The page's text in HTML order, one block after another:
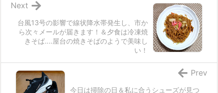
台風13号の影響で線状降水帯発生し、市か
ら次々メールが届きます！＆夕食は冷凍焼
きそば‥‥屋台の焼きそばのようで美味し
い！
Next
今日は掃除の日＆私に合うシューズが見つ
Prev